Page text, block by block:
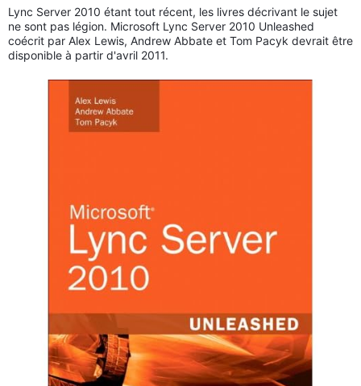
Lync Server 2010 étant tout récent, les livres décrivant le sujet
ne sont pas légion. Microsoft Lync Server 2010 Unleashed
coécrit par Alex Lewis, Andrew Abbate et Tom Pacyk devrait être
disponible à partir d'avril 2011.